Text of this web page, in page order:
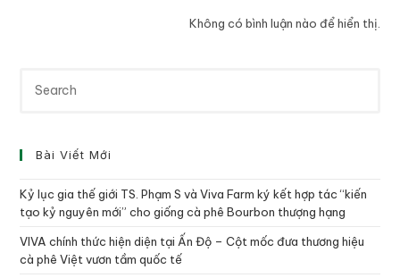
Không có bình luận nào để hiển thị.
Bài Viết Mới
Kỷ lục gia thế giới TS. Phạm S và Viva Farm ký kết hợp tác “kiến
tạo kỷ nguyên mới” cho giống cà phê Bourbon thượng hạng
VIVA chính thức hiện diện tại Ấn Độ – Cột mốc đưa thương hiệu
cà phê Việt vươn tầm quốc tế